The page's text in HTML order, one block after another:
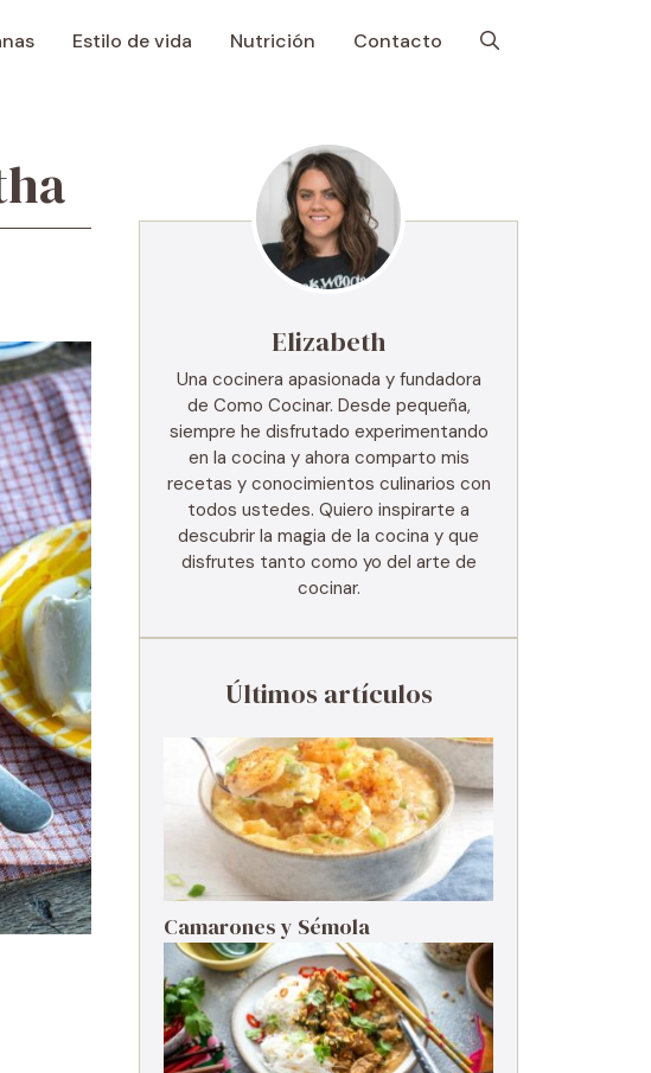
Estilo de vida Nutrición Contacto
Elizabeth
Una cocinera apasionada y fundadora
de Como Cocinar. Desde pequeña,
siempre he disfrutado experimentando
en la cocina y ahora comparto mis
recetas y conocimientos culinarios con
todos ustedes. Quiero inspirarte a
descubrir la magia de la cocina y que
disfrutes tanto como yo del arte de
cocinar.
Últimos artículos
Camarones y Sémola